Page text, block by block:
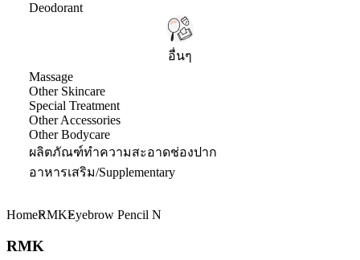
Deodorant
อื่นๆ
Massage
Other Skincare
Special Treatment
Other Accessories
Other Bodycare
ผลิตภัณฑ์ทำความสะอาดช่องปาก
อาหารเสริม/Supplementary
HomeRMKEyebrow Pencil N
RMK